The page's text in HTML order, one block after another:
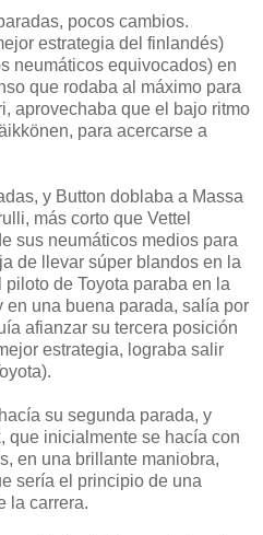
pocos cambios.
estrategia del finlandés)
neumáticos equivocados) en
que rodaba al máximo para
aprovechaba que el bajo ritmo
para acercarse a
y Button doblaba a Massa
más corto que Vettel
sus neumáticos medios para
de llevar súper blandos en la
de Toyota paraba en la
en una buena parada, salía por
afianzar su tercera posición
estrategia, lograba salir
su segunda parada, y
que inicialmente se hacía con
en una brillante maniobra,
sería el principio de una
la carrera.